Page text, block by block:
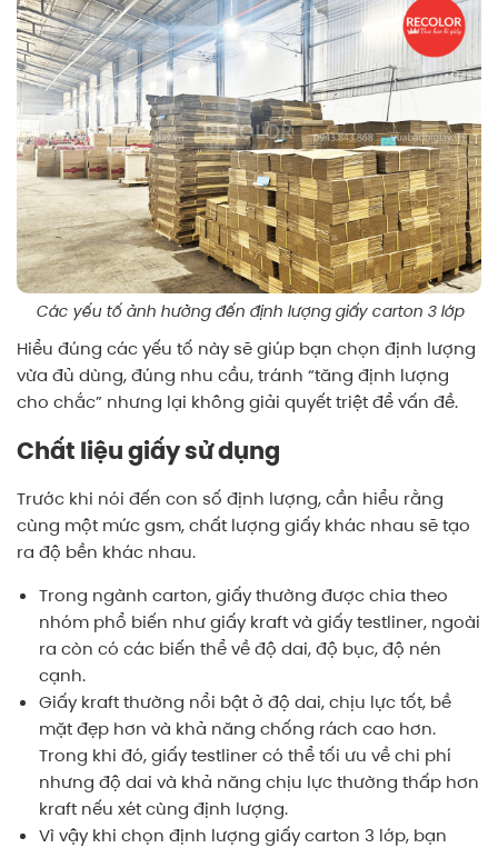
Các yếu tố ảnh hưởng đến định lượng giấy carton 3 lớp
Hiểu đúng các yếu tố này sẽ giúp bạn chọn định lượng
vừa đủ dùng, đúng nhu cầu, tránh “tăng định lượng
cho chắc” nhưng lại không giải quyết triệt để vấn đề.
Chất liệu giấy sử dụng
Trước khi nói đến con số định lượng, cần hiểu rằng
cùng một mức gsm, chất lượng giấy khác nhau sẽ tạo
ra độ bền khác nhau.
Trong ngành carton, giấy thường được chia theo
nhóm phổ biến như giấy kraft và giấy testliner, ngoài
ra còn có các biến thể về độ dai, độ bục, độ nén
cạnh.
Giấy kraft thường nổi bật ở độ dai, chịu lực tốt, bề
mặt đẹp hơn và khả năng chống rách cao hơn.
Trong khi đó, giấy testliner có thể tối ưu về chi phí
nhưng độ dai và khả năng chịu lực thường thấp hơn
kraft nếu xét cùng định lượng.
Vì vậy khi chọn định lượng giấy carton 3 lớp, bạn